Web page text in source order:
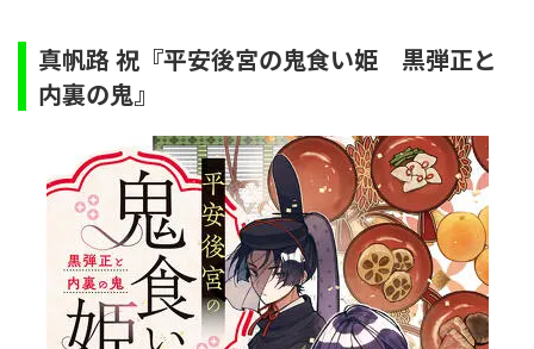
真帆路 祝『平安後宮の鬼食い姫 黒弾正と
内裏の鬼』